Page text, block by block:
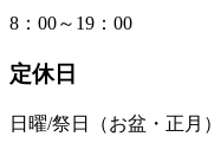
8：00～19：00
定休日
日曜/祭日（お盆・正月）